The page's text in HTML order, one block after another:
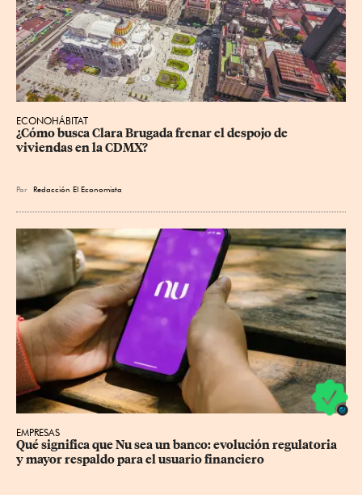
ECONOHÁBITAT
¿Cómo busca Clara Brugada frenar el despojo de
viviendas en la CDMX?
Por Redacción El Economista
EMPRESAS
Qué significa que Nu sea un banco: evolución regulatoria
y mayor respaldo para el usuario financiero